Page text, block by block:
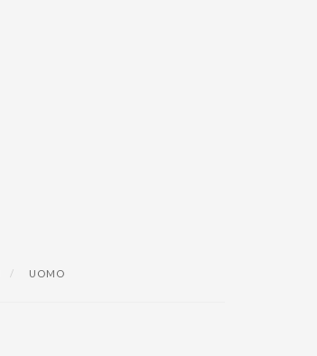
UOMO